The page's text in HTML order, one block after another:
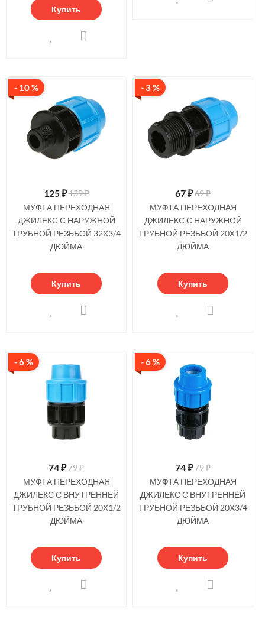
Купить
- 10 %
125₽139 ₽
МУФТА ПЕРЕХОДНАЯ
ДЖИЛЕКС С НАРУЖНОЙ
ТРУБНОЙ РЕЗЬБОЙ 32X3/4
ДЮЙМА
Купить
- 3 %
67₽69 ₽
МУФТА ПЕРЕХОДНАЯ
ДЖИЛЕКС С НАРУЖНОЙ
ТРУБНОЙ РЕЗЬБОЙ 20X1/2
ДЮЙМА
Купить
- 6 %
74₽79 ₽
МУФТА ПЕРЕХОДНАЯ
ДЖИЛЕКС С ВНУТРЕННЕЙ
ТРУБНОЙ РЕЗЬБОЙ 20X1/2
ДЮЙМА
Купить
- 6 %
74₽79 ₽
МУФТА ПЕРЕХОДНАЯ
ДЖИЛЕКС С ВНУТРЕННЕЙ
ТРУБНОЙ РЕЗЬБОЙ 20X3/4
ДЮЙМА
Купить